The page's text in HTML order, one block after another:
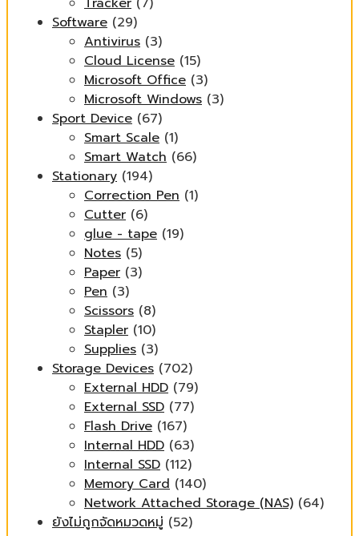
Software (29)
Antivirus (3)
Cloud License (15)
Microsoft Office (3)
Microsoft Windows (3)
Sport Device (67)
Smart Scale (1)
Smart Watch (66)
Stationary (194)
Correction Pen (1)
Cutter (6)
glue - tape (19)
Notes (5)
Paper (3)
Pen (3)
Scissors (8)
Stapler (10)
Supplies (3)
Storage Devices (702)
External HDD (79)
External SSD (77)
Flash Drive (167)
Internal HDD (63)
Internal SSD (112)
Memory Card (140)
Network Attached Storage (NAS) (64)
ยังไม่ถูกจัดหมวดหมู่ (52)